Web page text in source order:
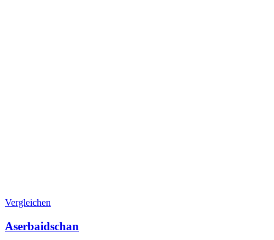
Vergleichen
Aserbaidschan